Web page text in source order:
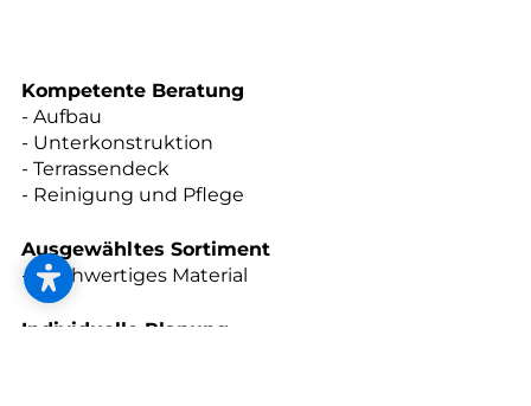
--
Kompetente Beratung
- Aufbau
- Unterkonstruktion
- Terrassendeck
- Reinigung und Pflege
Ausgewähltes Sortiment
- Hochwertiges Material
Individuelle Planung